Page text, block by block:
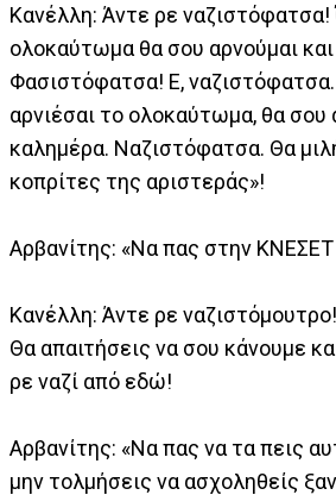
Κανέλλη: Άντε ρε ναζιστόφατσα!
ολοκαύτωμα θα σου αρνούμαι
Φασιστόφατσα! Ε,
αρνιέσαι το ολοκαύτωμα, θα σου
καλημέρα. Ναζιστόφατσα. Θα
κοπρίτες της αριστεράς»!
Αρβανίτης: «Να πας στην ΚΝΕΣΕΤ
Κανέλλη: Άντε ρε
Θα απαιτήσεις να σου κάνουμε
ρε ναζί από εδώ!
Αρβανίτης: «Να πας να τα πεις
μην τολμήσεις να ασχοληθείς